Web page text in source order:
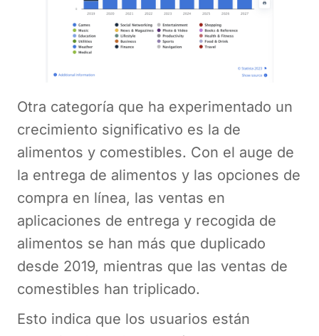
Otra categoría que ha experimentado un
crecimiento significativo es la de
alimentos y comestibles. Con el auge de
la entrega de alimentos y las opciones de
compra en línea, las ventas en
aplicaciones de entrega y recogida de
alimentos se han más que duplicado
desde 2019, mientras que las ventas de
comestibles han triplicado.
Esto indica que los usuarios están